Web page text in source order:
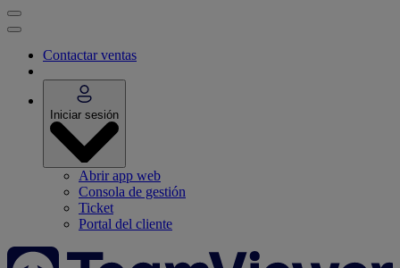
Contactar ventas
Iniciar sesión
Abrir app web
Consola de gestión
Ticket
Portal del cliente